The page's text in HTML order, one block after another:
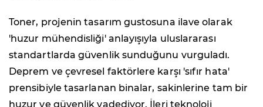
Toner, projenin tasarım gustosuna ilave olarak
'huzur mühendisliği' anlayışıyla uluslararası
standartlarda güvenlik sunduğunu vurguladı.
Deprem ve çevresel faktörlere karşı 'sıfır hata'
prensibiyle tasarlanan binalar, sakinlerine tam bir
huzur ve güvenlik vadediyor. İleri teknoloji